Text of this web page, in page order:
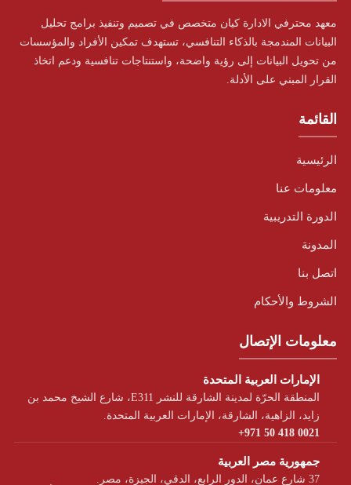
معهد محترفي الادارة كيان متخصص في تصميم وتنفيذ برامج تحليل
البيانات المندمجة بالذكاء التنافسي، تستهدف تمكين الأفراد والمؤسسات
من تحويل البيانات إلى رؤية واضحة، واستنتاجات تنافسية ودعم اتخاذ
القرار المبني على الأدلة.
القائمة
الرئيسية
معلومات عنا
الدورة التدريبية
المدونة
اتصل بنا
الشروط والأحكام
معلومات الإتصال
الإمارات العربية المتحدة
المنطقة الحرّة لمدينة الشارقة للنشر E311، شارع الشيخ محمد بن
زايد، الزاهية، الشارقة، الإمارات العربية المتحدة.
+971 50 418 0021
جمهورية مصر العربية
37 شارع عمان، الدور الرابع، الدقي، الجيزة، مصر.